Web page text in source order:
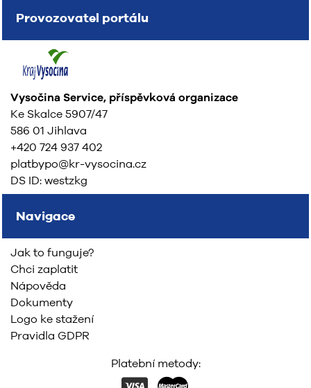
Provozovatel portálu
Vysočina Service, příspěvková organizace
Ke Skalce 5907/47
586 01 Jihlava
+420 724 937 402
platbypo@kr-vysocina.cz
DS ID: westzkg
Navigace
Jak to funguje?
Chci zaplatit
Nápověda
Dokumenty
Logo ke stažení
Pravidla GDPR
Platební metody: